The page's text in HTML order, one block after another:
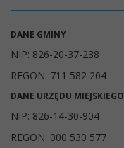
DANE GMINY
NIP: 826-20-37-238
REGON: 711 582 204
DANE URZĘDU MIEJSKIEGO
NIP: 826-14-30-904
REGON: 000 530 577